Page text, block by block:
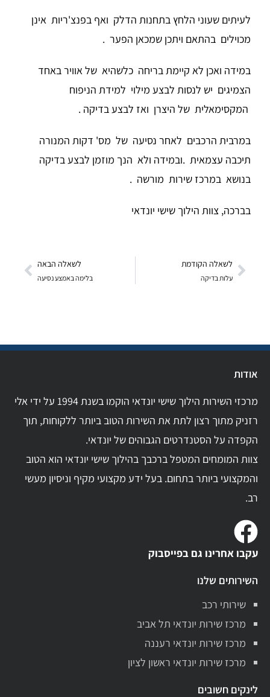
לעיתים שעוני הלחץ בתחנות הדלק ואף בפנצ'ריות אינן
מכוילים בהתאם ויתכן שמכאן הפער .
במידה ואכן לא קיימת בריחה כלשהיא של אוויר באחד
הצמיגים יש לנסות לבצע מילוי למידת הניפוח
המקסימאלית של היצרן ואז לבצע בדיקה .
במרבית הרכבים לאחר נסיעה של מס' דקות המנורה
תיכבה עצמאית .ובמידה ולא הנך מוזמן לבצע בדיקה
בנושא במרכז שירות מורשה .
בברכה, צוות הילוך שישי יונדאי
לשאלה הקודמת
עלות בדיקה
לשאלה הבאה
בלימה באמצע נסיעה
אודות
מרכזי השירות הילוך שישי יונדאי הוקמו בשנת 1994 על ידי אלי
רזניק מתוך רצון לתת את השירות הטוב ביותר ללקוחות, תוך
הקפדה על הסטנדרטים הגבוהים של יונדאי.
צוות המומחים המטפל ברכבך בהילוך שישי יונדאי הוא הטוב
והמקצועי ביותר בתחום. בעל ידע מקצועי מקיף וניסיון מעשי
רב.
עקבו אחרינו גם בפייסבוק
השירותים שלנו
שירותי רכב
מרכז שירות יונדאי תל אביב
מרכז שירות יונדאי רעננה
מרכז שירות יונדאי ראשון לציון
לינקים חשובים